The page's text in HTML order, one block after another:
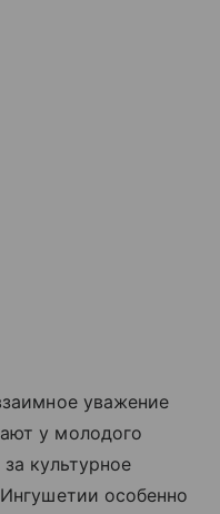
уважение
у молодого
культурное
особенно